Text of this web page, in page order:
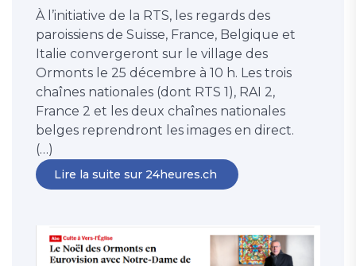
À l’initiative de la RTS, les regards des
paroissiens de Suisse, France, Belgique et
Italie convergeront sur le village des
Ormonts le 25 décembre à 10 h. Les trois
chaînes nationales (dont RTS 1), RAI 2,
France 2 et les deux chaînes nationales
belges reprendront les images en direct.
(…)
Lire la suite sur 24heures.ch